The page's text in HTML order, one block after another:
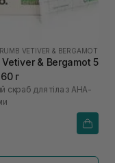
VETIVER & BERGAMOT
Vetiver & Bergamot 5
г
скраб для тіла з AHA-